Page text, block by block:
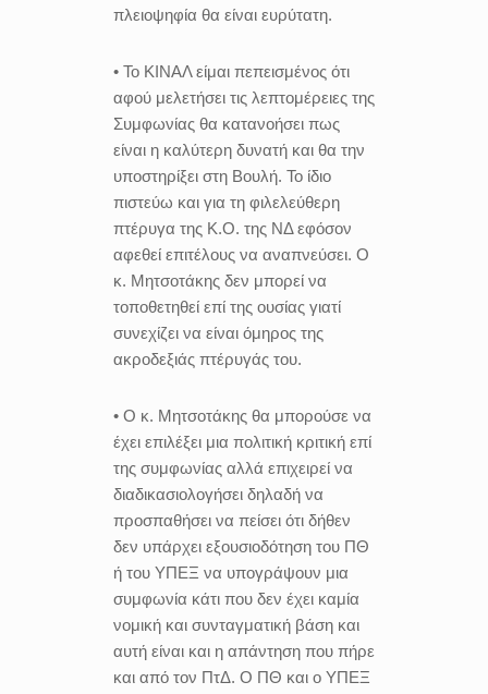
πλειοψηφία θα είναι ευρύτατη.
• Το ΚΙΝΑΛ είμαι πεπεισμένος ότι
αφού μελετήσει τις λεπτομέρειες της
Συμφωνίας θα κατανοήσει πως
είναι η καλύτερη δυνατή και θα την
υποστηρίξει στη Βουλή. Το ίδιο
πιστεύω και για τη φιλελεύθερη
πτέρυγα της Κ.Ο. της ΝΔ εφόσον
αφεθεί επιτέλους να αναπνεύσει. Ο
κ. Μητσοτάκης δεν μπορεί να
τοποθετηθεί επί της ουσίας γιατί
συνεχίζει να είναι όμηρος της
ακροδεξιάς πτέρυγάς του.
• Ο κ. Μητσοτάκης θα μπορούσε να
έχει επιλέξει μια πολιτική κριτική επί
της συμφωνίας αλλά επιχειρεί να
διαδικασιολογήσει δηλαδή να
προσπαθήσει να πείσει ότι δήθεν
δεν υπάρχει εξουσιοδότηση του ΠΘ
ή του ΥΠΕΞ να υπογράψουν μια
συμφωνία κάτι που δεν έχει καμία
νομική και συνταγματική βάση και
αυτή είναι και η απάντηση που πήρε
και από τον ΠτΔ. Ο ΠΘ και ο ΥΠΕΞ